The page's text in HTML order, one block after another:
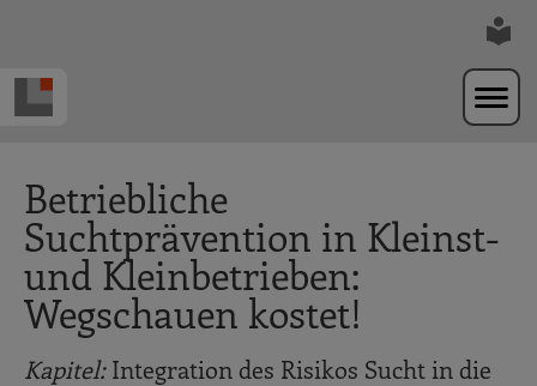
Betriebliche
Suchtprävention in Kleinst-
und Kleinbetrieben:
Wegschauen kostet!
Kapitel:Integration des Risikos Sucht in die